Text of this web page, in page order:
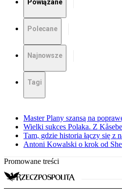
Powiązane
Polecane
Najnowsze
Tagi
Master Plany szansą na
Wielki sukces Polaka. Z
Tam, gdzie historia łączy się z
Antoni Kowalski o krok od
Promowane treści